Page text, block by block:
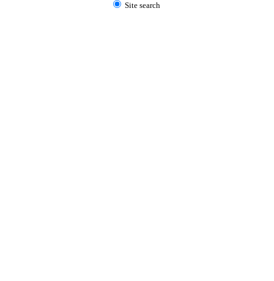
Site search